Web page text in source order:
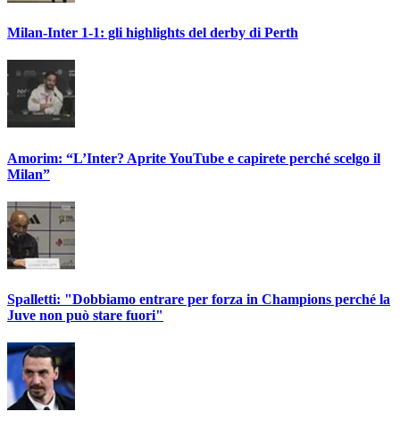
Milan-Inter 1-1: gli highlights del derby di Perth
Amorim: “L’Inter? Aprite YouTube e capirete perché scelgo il
Milan”
Spalletti: "Dobbiamo entrare per forza in Champions perché la
Juve non può stare fuori"